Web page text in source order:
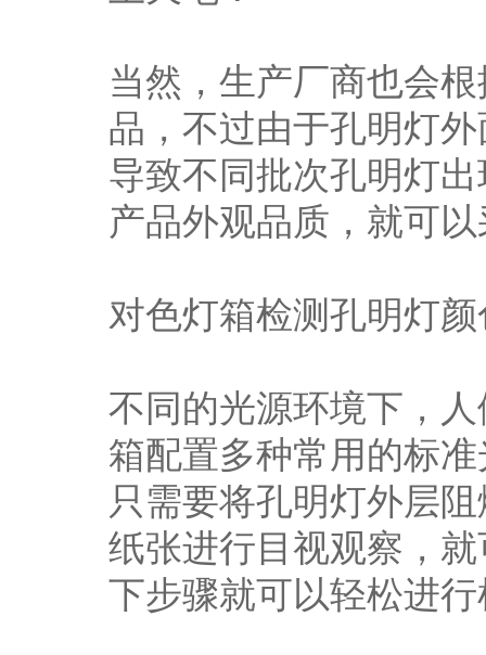
当然，生产厂商也会
品，不过由于孔明灯
导致不同批次孔明灯
产品外观品质，就可
对色灯箱检测孔明灯
不同的光源环境下，
箱配置多种常用的标
只需要将孔明灯外层
纸张进行目视观察，
下步骤就可以轻松进